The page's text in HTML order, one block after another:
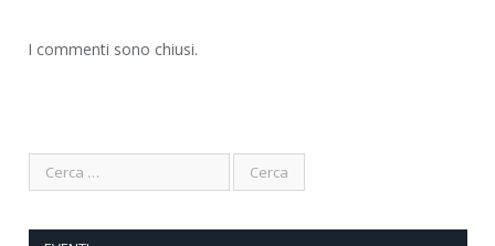
I commenti sono chiusi.